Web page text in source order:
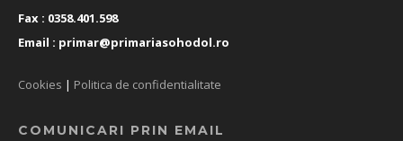
Fax : 0358.401.598
Email : primar@primariasohodol.ro
Cookies | Politica de confidentialitate
COMUNICARI PRIN EMAIL